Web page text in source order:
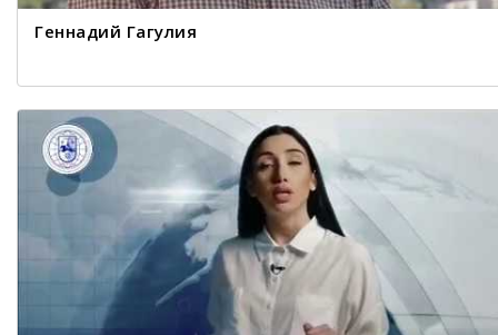
Геннадий Гагулия